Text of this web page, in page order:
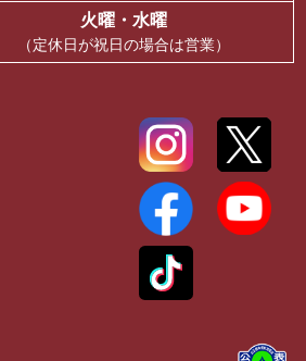
火曜・水曜
（定休日が祝日の場合は営業）